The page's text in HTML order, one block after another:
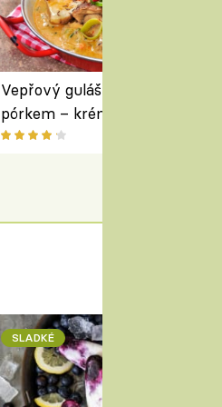
Vepřový guláš s houbami a
pórkem – krémový a voňavý
pokrm z jednoho hrnce
SLADKÉ